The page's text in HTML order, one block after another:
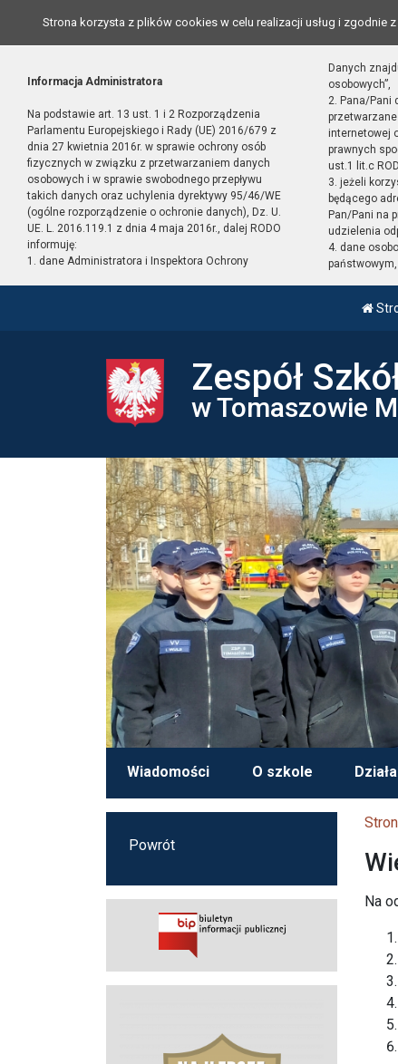
Strona korzysta z plików cookies w celu realizacji usług i zgodnie z
Informacja Administratora
Na podstawie art. 13 ust. 1 i 2 Rozporządzenia
Parlamentu Europejskiego i Rady (UE) 2016/679 z
dnia 27 kwietnia 2016r. w sprawie ochrony osób
fizycznych w związku z przetwarzaniem danych
osobowych i w sprawie swobodnego przepływu
takich danych oraz uchylenia dyrektywy 95/46/WE
(ogólne rozporządzenie o ochronie danych), Dz. U.
UE. L. 2016.119.1 z dnia 4 maja 2016r., dalej RODO
informuję:
1. dane Administratora i Inspektora Ochrony
Danych
osobowych”,
2. Pana/Pani
internetowej
prawnych
ust.1 lit.c
3. jeżeli
będącego
Pan/Pani na
udzielenia
4. dane
Zespół
w Tomaszowie
Wiadomości O szkole
Na
Powrót